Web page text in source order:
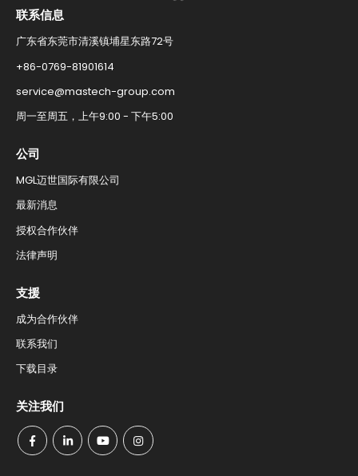
联系信息​
广东省东莞市清溪镇埔星东路72号
+86-0769-81901614​
service@mastech-group.com​
周一至周五，上午9:00 - 下午5:00​
公司
MGL迈世国际有限公司
最新消息​
授权合作伙伴​
法律声明
支援​
成为合作伙伴
联系我们​
下载目录​
关注我们